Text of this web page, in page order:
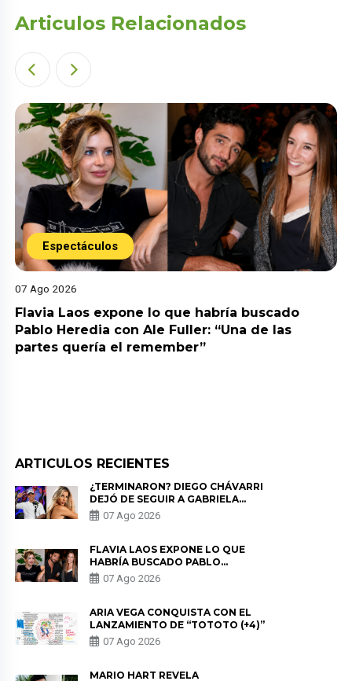
Articulos Relacionados
Espectáculos
07 Ago 2026
Flavia Laos expone lo que habría buscado
Pablo Heredia con Ale Fuller: “Una de las
partes quería el remember”
ARTICULOS RECIENTES
¿TERMINARON? DIEGO CHÁVARRI
DEJÓ DE SEGUIR A GABRIELA
HERRERA Y ANUNCIA SU SALIDA
DE PÓDCAST
07 Ago 2026
FLAVIA LAOS EXPONE LO QUE
HABRÍA BUSCADO PABLO
HEREDIA CON ALE FULLER: “UNA
DE LAS PARTES QUERÍA EL
07 Ago 2026
ARIA VEGA CONQUISTA CON EL
LANZAMIENTO DE “TOTOTO (+4)”
07 Ago 2026
MARIO HART REVELA